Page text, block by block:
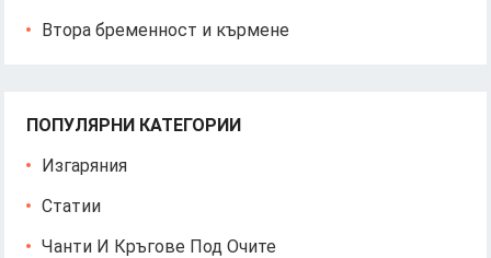
Втора бременност и кърмене
ПОПУЛЯРНИ КАТЕГОРИИ
Изгаряния
Статии
Чанти И Кръгове Под Очите